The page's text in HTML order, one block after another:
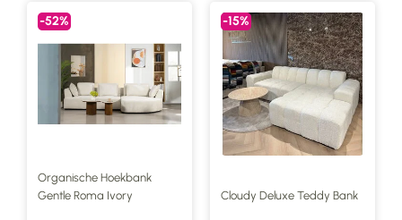
-52%
Organische Hoekbank
Gentle Roma Ivory
-15%
Cloudy Deluxe Teddy Bank